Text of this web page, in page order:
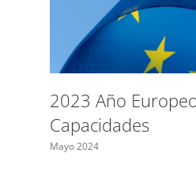
2023 Año
Capacidades
Mayo 2024